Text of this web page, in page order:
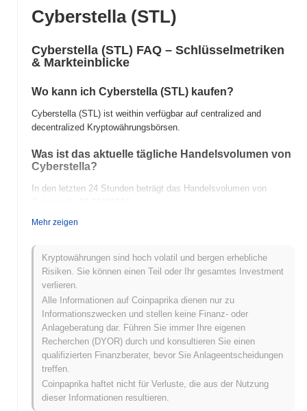
Cyberstella (STL)
Cyberstella (STL) FAQ – Schlüsselmetriken
& Markteinblicke
Wo kann ich Cyberstella (STL) kaufen?
Cyberstella (STL) ist weithin verfügbar auf centralized and
decentralized Kryptowährungsbörsen.
Was ist das aktuelle tägliche Handelsvolumen von
Cyberstella?
In den letzten 24 Stunden beträgt das Handelsvolumen von
Was ist die Preisspanne von Cyberstella in der
Allzeithoch (ATH):$0.011120
Allzeittief (ATL):$0.00000000
Cyberstella wird derzeit~75.01%unter seinem ATH gehandelt .
Wie schneidet Cyberstella im Vergleich zum
breiteren Kryptomarkt ab?
In den letzten 7 Tagen ist Cyberstella um
lag damit hinter dem gesamten Kryptomarkt der einen Gewinn von
0.49%
verzeichnete zurück. Dies deutet auf eine vorübergehende
Verzögerung der Preisentwicklung von STL im Vergleich zur
Mehr zeigen
Kryptowährungen sind hoch volatil und bergen erhebliche
Risiken. Sie können einen Teil oder Ihr gesamtes Investment
verlieren.
Alle Informationen auf Coinpaprika dienen nur zu
Informationszwecken und stellen keine Finanz- oder
Anlageberatung dar. Führen Sie immer Ihre eigenen
Recherchen (DYOR) durch und konsultieren Sie einen
qualifizierten Finanzberater, bevor Sie Anlageentscheidungen
treffen.
Coinpaprika haftet nicht für Verluste, die aus der Nutzung
dieser Informationen resultieren.